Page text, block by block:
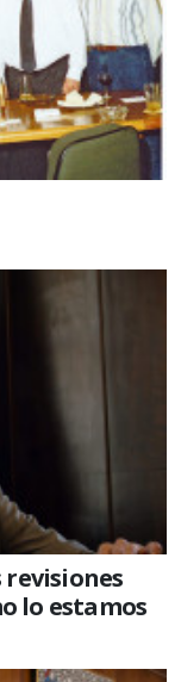
revisiones
lo estamos